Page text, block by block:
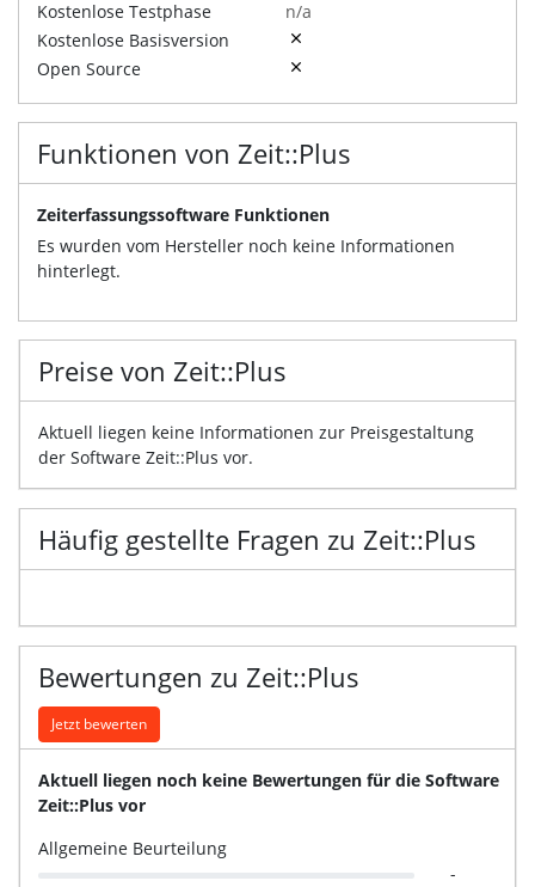
Kostenlose Testphase
n/a
Kostenlose Basisversion
Open Source
Funktionen von Zeit::Plus
Zeiterfassungssoftware Funktionen
Es wurden vom Hersteller noch keine Informationen
hinterlegt.
Preise von Zeit::Plus
Aktuell liegen keine Informationen zur Preisgestaltung
der Software Zeit::Plus vor.
Häufig gestellte Fragen zu Zeit::Plus
Bewertungen zu Zeit::Plus
Jetzt bewerten
Aktuell liegen noch keine Bewertungen für die Software
Zeit::Plus vor
Allgemeine Beurteilung
-